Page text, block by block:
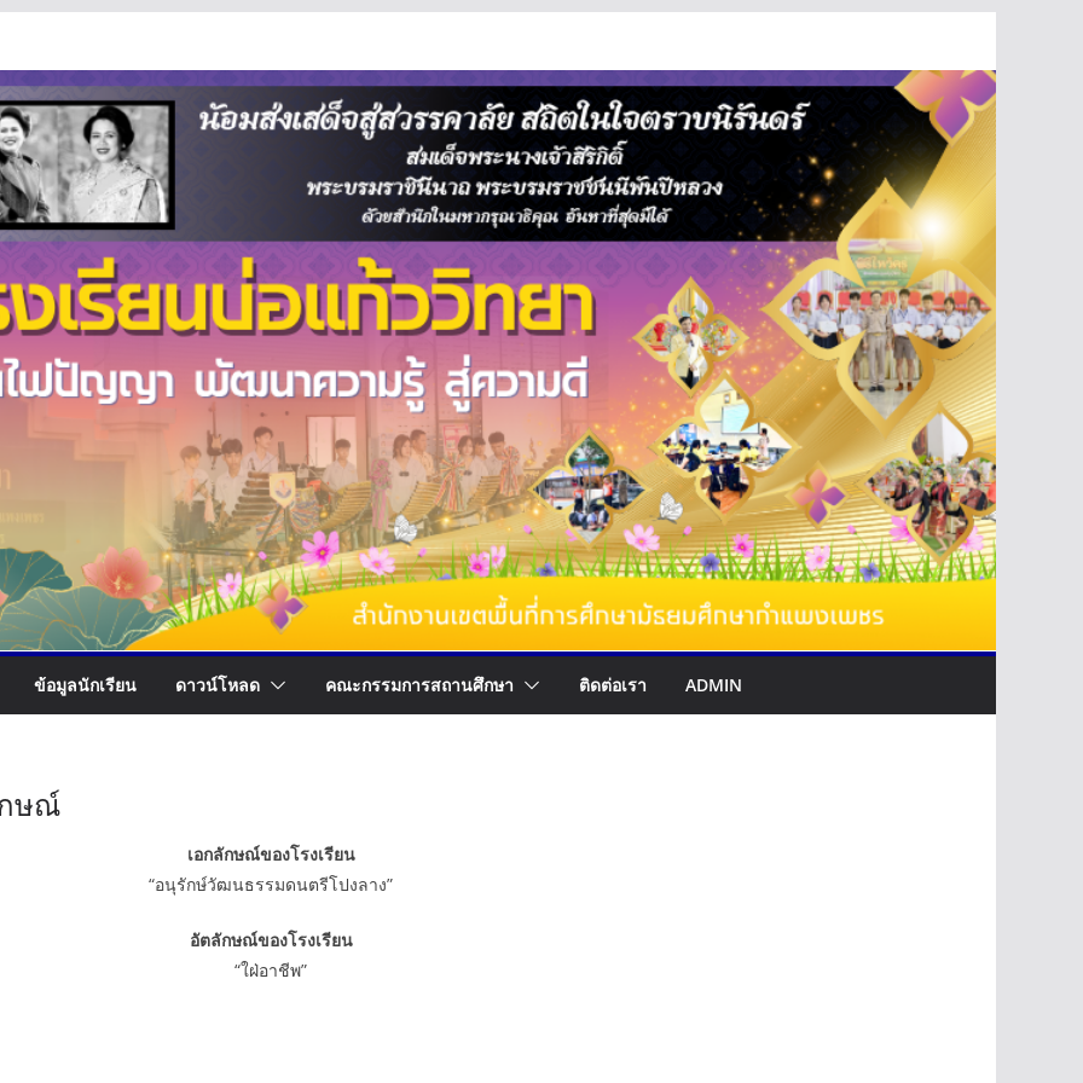
ข้อมูลนักเรียน ดาวน์โหลด คณะกรรมการสถานศึกษา ติดต่อเรา ADMIN
ษณ์
เอกลักษณ์ของโรงเรียน
“อนุรักษ์วัฒนธรรมดนตรีโปงลาง”
อัตลักษณ์ของโรงเรียน
“ใฝ่อาชีพ”